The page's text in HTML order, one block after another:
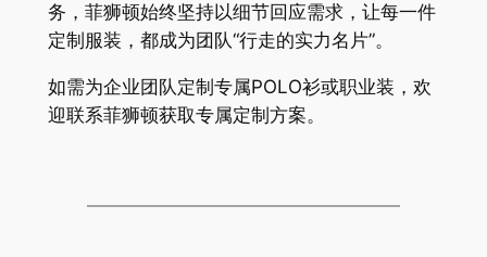
务，菲狮顿始终坚持以细节回应需求，让每一件
定制服装，都成为团队“行走的实力名片”。
如需为企业团队定制专属POLO衫或职业装，欢
迎联系菲狮顿获取专属定制方案。